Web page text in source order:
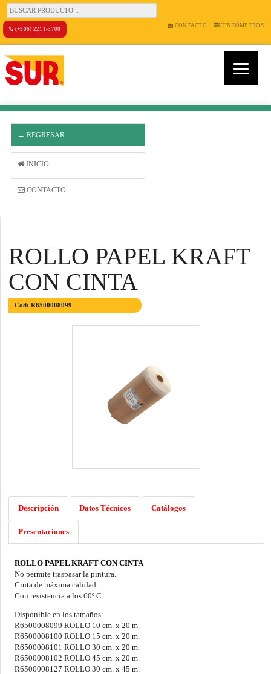
(+506) 2211-3700
CONTACTO TINTÓMETROS
← REGRESAR
INICIO
CONTACTO
ROLLO PAPEL KRAFT
CON CINTA
Cod: R6500008099
Descripción Datos Técnicos Catálogos
Presentaciones
ROLLO PAPEL KRAFT CON CINTA
No permite traspasar la pintura.
Cinta de máxima calidad.
Con resistencia a los 60º C.
Disponible en los tamaños:
R6500008099 ROLLO 10 cm. x 20 m.
R6500008100 ROLLO 15 cm. x 20 m.
R6500008101 ROLLO 30 cm. x 20 m.
R6500008102 ROLLO 45 cm. x 20 m.
R6500008127 ROLLO 30 cm. x 45 m.